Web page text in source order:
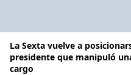
La Sexta vuelve a
presidente que manipuló
cargo